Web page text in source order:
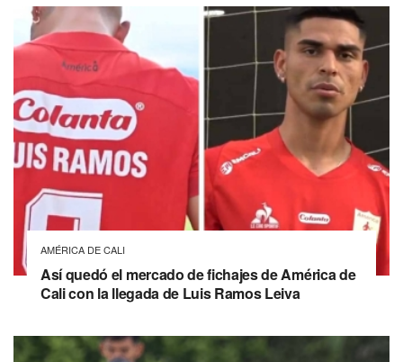
AMÉRICA DE CALI
Así quedó el mercado de fichajes de América de
Cali con la llegada de Luis Ramos Leiva